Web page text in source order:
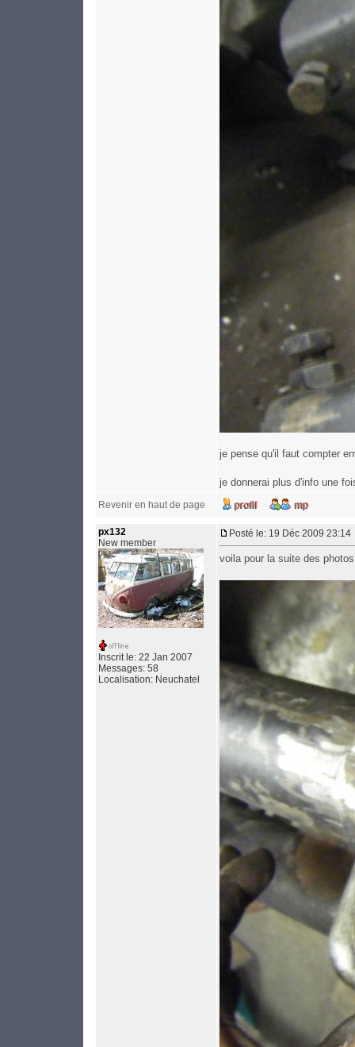
je pense qu'il faut compter
je donnerai plus d'info une
Revenir en haut de page
px132
New member
Inscrit le: 22 Jan 2007
Messages: 58
Localisation: Neuchatel
Posté le: 19 Déc 2009 23:14
voila pour la suite des